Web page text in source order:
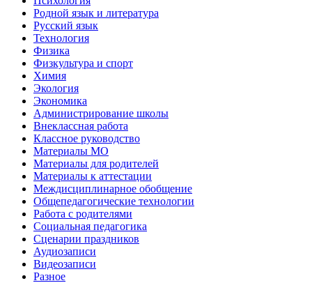
Родной язык и литература
Русский язык
Технология
Физика
Физкультура и спорт
Химия
Экология
Экономика
Администрирование школы
Внеклассная работа
Классное руководство
Материалы МО
Материалы для родителей
Материалы к аттестации
Междисциплинарное обобщение
Общепедагогические технологии
Работа с родителями
Социальная педагогика
Сценарии праздников
Аудиозаписи
Видеозаписи
Разное